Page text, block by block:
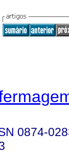
0874-